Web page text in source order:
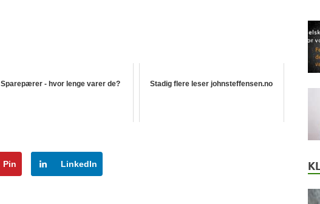
Sparepærer - hvor lenge varer de? Stadig flere leser johnsteffensen.no
Pin LinkedIn